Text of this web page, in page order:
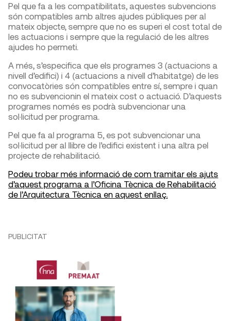
Pel que fa a les compatibilitats, aquestes subvencions
són compatibles amb altres ajudes públiques per al
mateix objecte, sempre que no es superi el cost total de
les actuacions i sempre que la regulació de les altres
ajudes ho permeti.
A més, s’especifica que els programes 3 (actuacions a
nivell d’edifici) i 4 (actuacions a nivell d’habitatge) de les
convocatòries són compatibles entre sí, sempre i quan
no es subvencionin el mateix cost o actuació. D’aquests
programes només es podrà subvencionar una
sol·licitud per programa.
Pel que fa al programa 5, es pot subvencionar una
sol·licitud per al llibre de l’edifici existent i una altra pel
projecte de rehabilitació.
Podeu trobar més informació de com tramitar els ajuts
d’aquest programa a l’Oficina Tècnica de Rehabilitació
de l’Arquitectura Tècnica en aquest enllaç.
PUBLICITAT